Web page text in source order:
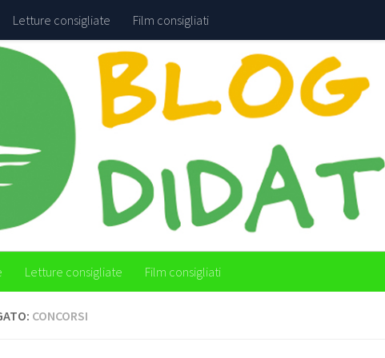
Letture consigliate Film consigliati
Letture consigliate Film consigliati
CONCORSI